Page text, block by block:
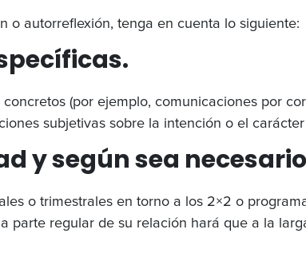
o autorreflexión, tenga en cuenta lo siguiente:
(por ejemplo, comunicaciones por
subjetivas sobre la intención o el
y según sea
o trimestrales en torno a los 2×2 o
parte regular de su relación hará que a la